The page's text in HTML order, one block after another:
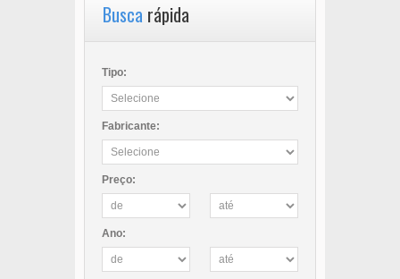
Busca rápida
Tipo:
Fabricante:
Preço:
Ano: